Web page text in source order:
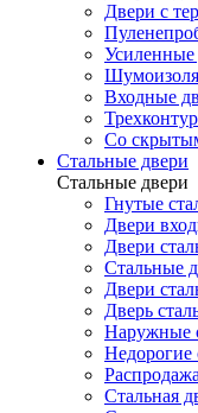
Двери с
Усиленные
Входные
Со
Стальные двери
Стальные двери
Гнутые
Двери
Двери
Стальные
Двери
Дверь
Наружные
Недорогие
Стальная